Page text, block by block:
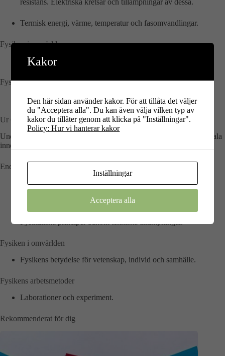
resistans. Elektriska kretsar och tillämpningar av dessa.
Termisk energi, värme, temperatur och fasomvandlingar.
Fysiken i omvärlden
Fysikens betydelse för vetenskap, individ och samhälle.
Fysikens arbetsmetoder
Laborationer och experiment.
Ur Centralt innehåll för Fysik Nivå 2
Undervisningen i ämnet fysik på nivå 2 ska behandla följande centrala
innehåll:
Energi, energiresurser och elektromagnetism
Elektriska och magnetiska fält samt samband mellan dessa.
Induktion samt tillämpningar av växelström i generatorer och
Fysiken i omvärlden
Fysikens betydelse för vetenskap, individ och samhälle.
Fysikens arbetsmetoder
Laborationer och experiment.
Rekommenderat för dig
Kakor
Den här sidan använder kakor. För att tillåta det väljer
du "Acceptera alla". Du kan även välja vilken typ av
kakor du tillåter genom att klicka på "Inställningar".
Policy: Hur vi hanterar kakor
Inställningar
Acceptera alla